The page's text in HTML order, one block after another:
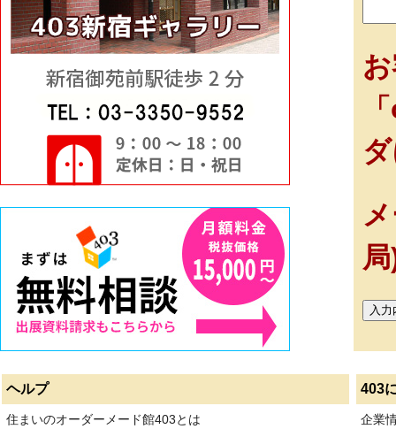
ヘルプ 403
住まいのオーダーメード館403とは
企業